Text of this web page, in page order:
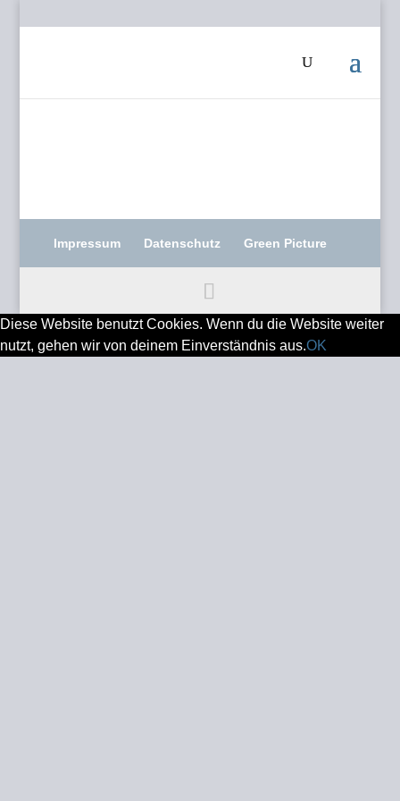
Impressum Datenschutz Green Picture
Diese Website benutzt Cookies. Wenn du die Website weiter
nutzt, gehen wir von deinem Einverständnis aus.OK